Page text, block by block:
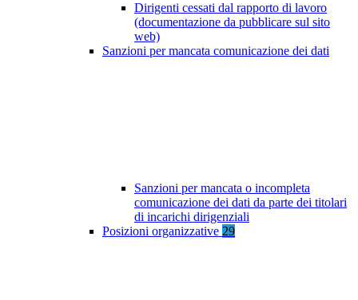
Dirigenti cessati dal rapporto di lavoro
(documentazione da pubblicare sul sito
web)
Sanzioni per mancata comunicazione dei dati
Sanzioni per mancata o incompleta
comunicazione dei dati da parte dei titolari
di incarichi dirigenziali
Posizioni organizzative 29